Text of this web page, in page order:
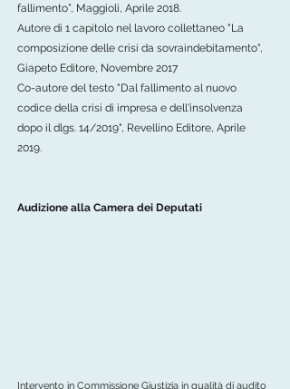
fallimento”, Maggioli, Aprile 2018.
Autore di 1 capitolo nel lavoro collettaneo "La
composizione delle crisi da sovraindebitamento",
Giapeto Editore, Novembre 2017
Co-autore del testo "Dal fallimento al nuovo
codice della crisi di impresa e dell'insolvenza
dopo il dlgs. 14/2019", Revellino Editore, Aprile
2019.
Audizione alla Camera dei Deputati
Intervento in Commissione Giustizia in qualità di audito